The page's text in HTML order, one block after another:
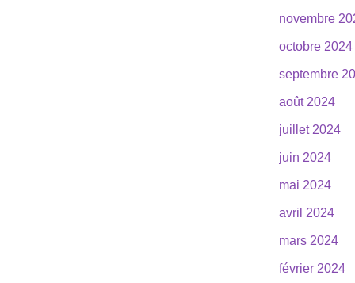
novembre
octobre 2024
septembre
août 2024
juillet 2024
juin 2024
mai 2024
avril 2024
mars 2024
février 2024